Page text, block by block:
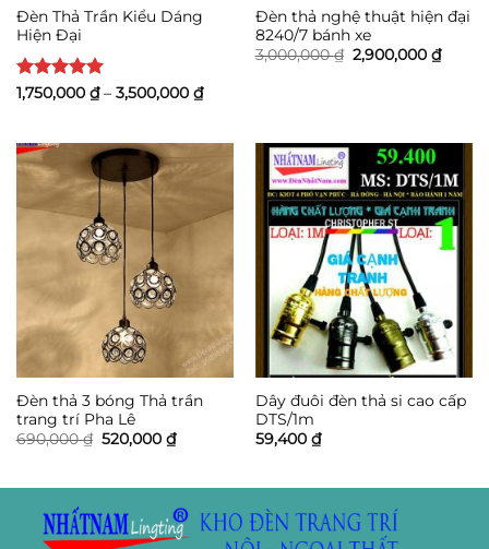
Đèn Thả Trần Kiểu Dáng
Hiện Đại
Được xếp
1,750,000 ₫ – 3,500,000 ₫Khoảng
giá:
đến
3,500,000 ₫
Đèn thả nghệ thuật hiện đại
8240/7 bánh xe
3,000,000₫ Giá
gốc
2,900,000 ₫Giá
hiện
Đèn thả 3 bóng Thả trần
trang trí Pha Lê
690,000₫ Giá
gốc
520,000 ₫Giá
hiện
Dây đuôi đèn thả si cao cấp
DTS/1m
59,400 ₫